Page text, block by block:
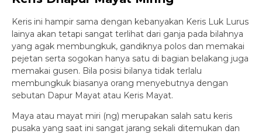
Keris ini hampir sama dengan kebanyakan Keris Luk Lurus
lainya akan tetapi sangat terlihat dari ganja pada bilahnya
yang agak membungkuk, gandiknya polos dan memakai
pejetan serta sogokan hanya satu di bagian belakang juga
memakai gusen. Bila posisi bilanya tidak terlalu
membungkuk biasanya orang menyebutnya dengan
sebutan Dapur Mayat atau Keris Mayat.
Maya atau mayat miri (ng) merupakan salah satu keris
pusaka yang saat ini sangat jarang sekali ditemukan dan